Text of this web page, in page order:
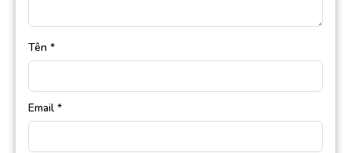
Tên *
Email *